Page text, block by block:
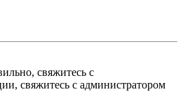
свяжитесь с
свяжитесь с администратором